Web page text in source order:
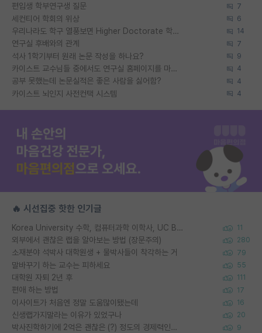
편입생 학부연구생 질문 7
세컨티어 학회의 위상 6
우리나라도 학구 열풍보면 Higher Doctorate 학위가 필요하다고 봅니다. 14
연구실 후배와의 관계 7
석사 1학기부터 원래 논문 작성을 하나요? 9
카이스트 교수님들 중에서도 연구실 홈페이지를 마련 안 하신 분들이 계시던데 4
공부 못했는데 논문실적은 좋은 사람을 싫어함? 4
카이스트 뇌인지 사전컨택 시스템 4
🔥 시선집중 핫한 인기글
Korea University 수학, 컴퓨터과학 이학사, UC Berkeley 산업공학 대학원 공학박사가 되는 것은 쉽지 않겠죠? 11
외부에서 괜찮은 랩을 알아보는 방법 (장문주의) 280
소재분야 석박사 대학원생 + 물박사들이 착각하는 거 79
말바꾸기 하는 교수는 피하세요 55
대학원 자퇴 2년 후 111
편애 하는 방법 17
이사이트가 처음엔 정말 도움많이됐는데 16
신생랩가지말라는 이유가 있었구나 20
박사진학하기에 2억은 괜찮은 (?) 정도의 경제력인가요 9